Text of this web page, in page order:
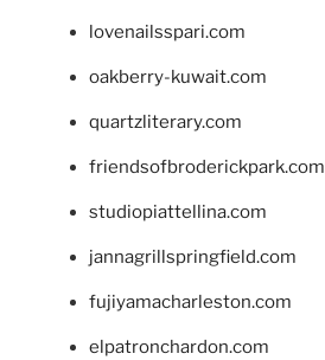
lovenailsspari.com
oakberry-kuwait.com
quartzliterary.com
friendsofbroderickpark.com
studiopiattellina.com
jannagrillspringfield.com
fujiyamacharleston.com
elpatronchardon.com